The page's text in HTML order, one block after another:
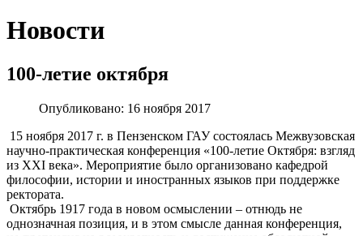
Новости
100-летие октября
Опубликовано: 16 ноября 2017
15 ноября 2017 г. в Пензенском ГАУ состоялась Межвузовская
научно-практическая конференция «100-летие Октября: взгляд
из XXI века». Мероприятие было организовано кафедрой
философии, истории и иностранных языков при поддержке
ректората.
Октябрь 1917 года в новом осмыслении – отнюдь не
однозначная позиция, и в этом смысле данная конференция,